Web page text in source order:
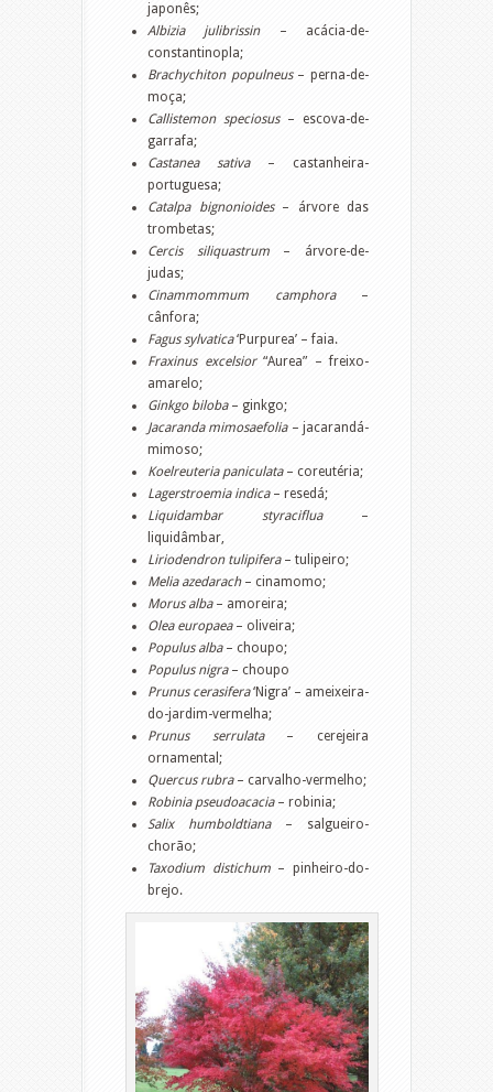
japonês;
Albizia julibrissin– acácia-de-
constantinopla;
Brachychiton populneus– perna-de-
moça;
Callistemon speciosus– escova-de-
garrafa;
Castanea sativa– castanheira-
portuguesa;
Catalpa bignonioides– árvore das
trombetas;
Cercis siliquastrum– árvore-de-
judas;
Cinammommum camphora–
cânfora;
Fagus sylvatica‘Purpurea’ – faia.
Fraxinus excelsior“Aurea” – freixo-
amarelo;
Ginkgo biloba– ginkgo;
Jacaranda mimosaefolia– jacarandá-
mimoso;
Koelreuteria paniculata– coreutéria;
Lagerstroemia indica– resedá;
Liquidambar styraciflua–
liquidâmbar,
Liriodendron tulipifera– tulipeiro;
Melia azedarach– cinamomo;
Morus alba– amoreira;
Olea europaea– oliveira;
Populus alba– choupo;
Populus nigra– choupo
Prunus cerasifera‘Nigra’ – ameixeira-
do-jardim-vermelha;
Prunus serrulata– cerejeira
ornamental;
Quercus rubra– carvalho-vermelho;
Robinia pseudoacacia– robinia;
Salix humboldtiana– salgueiro-
chorão;
Taxodium distichum– pinheiro-do-
brejo.